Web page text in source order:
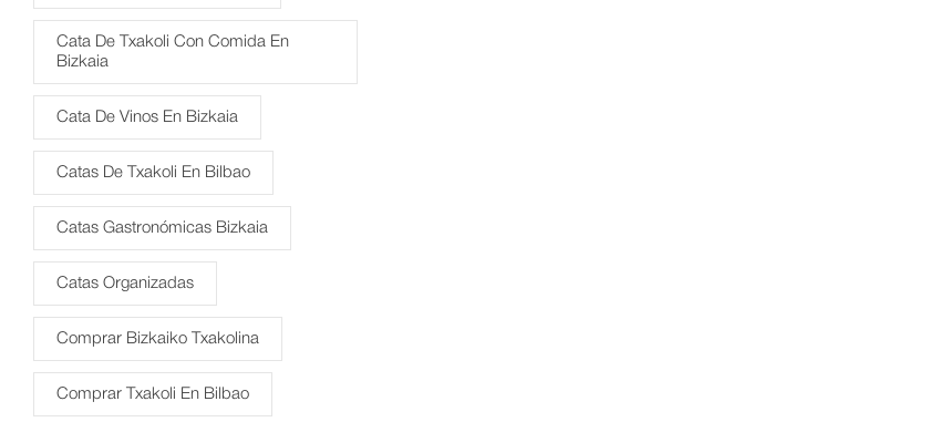
Cata De Txakoli Con Comida En
Bizkaia
Cata De Vinos En Bizkaia
Catas De Txakoli En Bilbao
Catas Gastronómicas Bizkaia
Catas Organizadas
Comprar Bizkaiko Txakolina
Comprar Txakoli En Bilbao